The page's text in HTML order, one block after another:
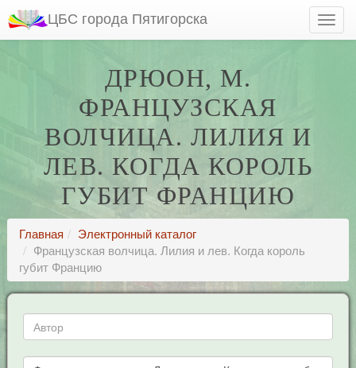
ЦБС города Пятигорска
ДРЮОН, М.
ФРАНЦУЗСКАЯ
ВОЛЧИЦА. ЛИЛИЯ И
ЛЕВ. КОГДА КОРОЛЬ
ГУБИТ ФРАНЦИЮ
Главная
Электронный каталог
Французская волчица. Лилия и лев. Когда король
губит Францию